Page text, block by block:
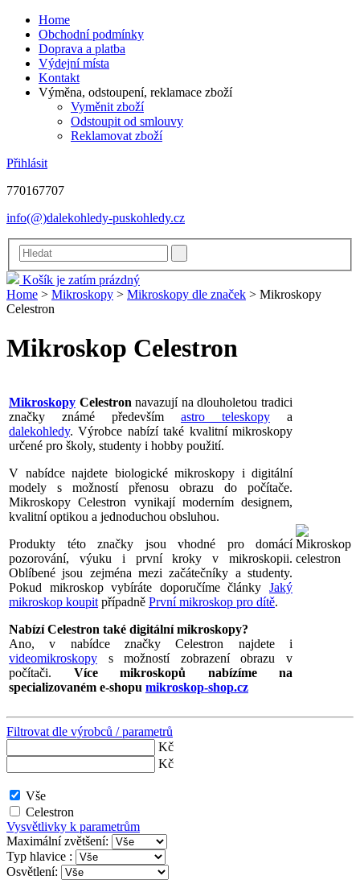
Home
Obchodní podmínky
Doprava a platba
Výdejní místa
Kontakt
Výměna, odstoupení, reklamace zboží
Vyměnit zboží
Odstoupit od smlouvy
Reklamovat zboží
Přihlásit
770167707
info(@)dalekohledy-puskohledy.cz
Košík je zatím prázdný
Home > Mikroskopy > Mikroskopy dle značek > Mikroskopy
Celestron
Mikroskop Celestron
Mikroskopy Celestronnavazují na dlouholetou tradici
značky známé především astro teleskopy a
dalekohledy. Výrobce nabízí také kvalitní mikroskopy
určené pro školy, studenty i hobby použití.
V nabídce najdete biologické mikroskopy i digitální
modely s možností přenosu obrazu do počítače.
Mikroskopy Celestron vynikají moderním designem,
kvalitní optikou a jednoduchou obsluhou.
Produkty této značky jsou vhodné pro domácí
pozorování, výuku i první kroky v mikroskopii.
Oblíbené jsou zejména mezi začátečníky a studenty.
Pokud mikroskop vybíráte doporučíme články Jaký
mikroskop koupitpřípadně První mikroskop pro dítě.
Nabízí Celestron také digitální mikroskopy?
Ano, v nabídce značky Celestron najdete i
videomikroskopy s možností zobrazení obrazu v
počítači. Více mikroskopů nabízíme na
specializovaném e-shopu mikroskop-shop.cz
Filtrovat dle výrobců / parametrů
Kč
Kč
Vše
Celestron
Vysvětlivky k parametrům
Maximální zvětšení:
Typ hlavice :
Osvětlení: